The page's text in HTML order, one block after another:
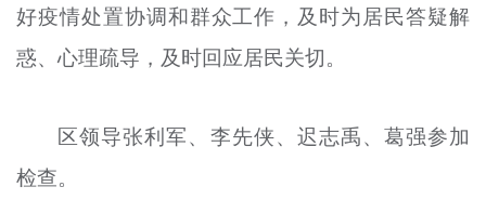
好疫情处置协调和群众工作，及时为居民答疑解
惑、心理疏导，及时回应居民关切。
区领导张利军、李先侠、迟志禹、葛强参加
检查。